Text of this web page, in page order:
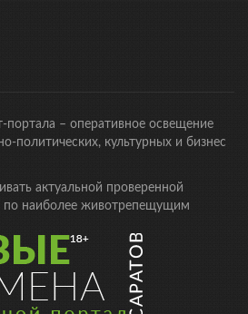
портала – оперативное освещение
политических, культурных и бизнес
актуальной проверенной
по наиболее животрепещущим